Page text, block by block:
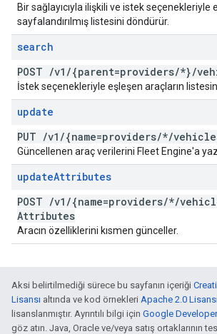
Bir sağlayıcıyla ilişkili ve istek seçenekleriyle
sayfalandırılmış listesini döndürür.
search
POST /v1 /{parent=providers/*}/
İstek seçenekleriyle eşleşen araçların
update
PUT /v1 /{name=providers/*/
Güncellenen araç verilerini Fleet Engine'a
updateAttributes
POST /v1 /{name=providers/*/
Attributes
Aracın özelliklerini kısmen günceller.
Aksi belirtilmediği sürece bu sayfanın içeriği
Lisansı altında ve kod örnekleri Apache 2.0 Lisansı
lisanslanmıştır. Ayrıntılı bilgi için Google
göz atın. Java, Oracle ve/veya satış ortaklarının